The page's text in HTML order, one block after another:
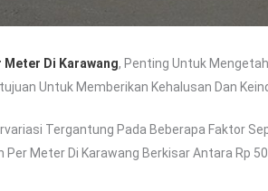
Di Karawang, Penting Untuk
Untuk Memberikan Kehalusan Dan
Tergantung Pada Beberapa Faktor
Meter Di Karawang Berkisar Antara Rp